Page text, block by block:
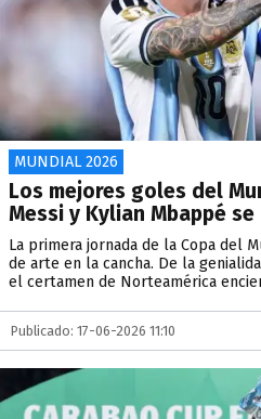
MUNDIAL 2026
Los mejores goles del
Messi y Kylian Mbappé
La primera jornada de la Copa del
de arte en la cancha. De la
el certamen de Norteamérica
Publicado: 17-06-2026 11:10